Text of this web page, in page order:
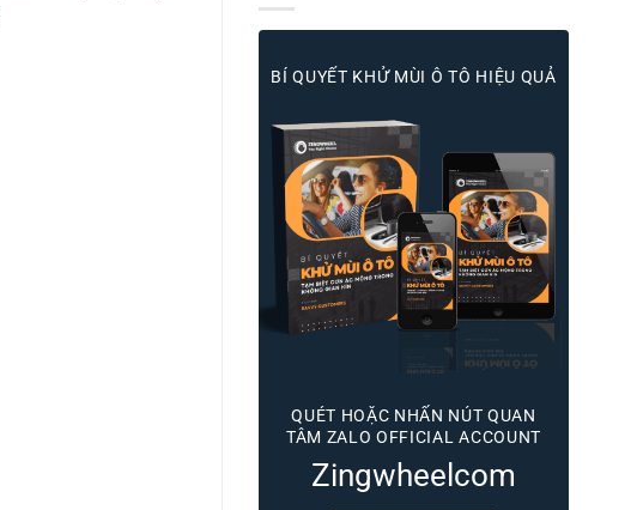
BÍ QUYẾT KHỬ MÙI Ô TÔ HIỆU QUẢ
QUÉT HOẶC NHẤN NÚT QUAN
TÂM ZALO OFFICIAL ACCOUNT
Zingwheelcom